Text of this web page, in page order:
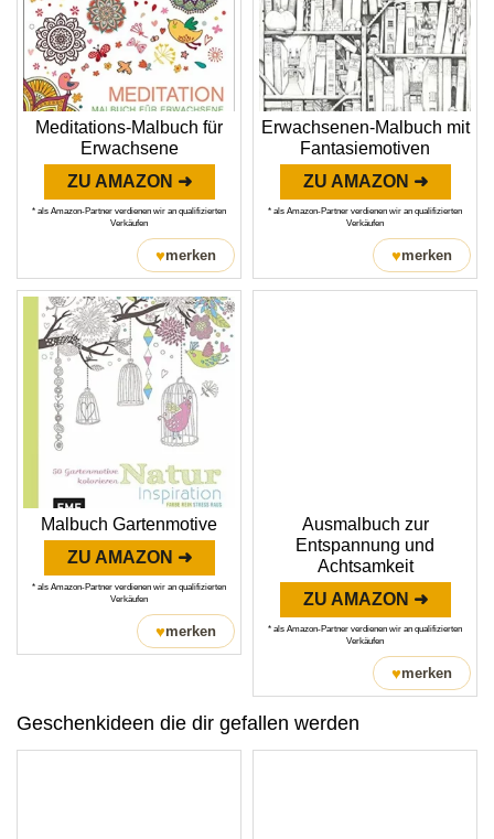
Meditations-Malbuch für
Erwachsene
ZU AMAZON ➜
* als Amazon-Partner verdienen wir an qualifizierten
Verkäufen
♥merken
Erwachsenen-Malbuch mit
Fantasiemotiven
ZU AMAZON ➜
* als Amazon-Partner verdienen wir an qualifizierten
Verkäufen
♥merken
Malbuch Gartenmotive
ZU AMAZON ➜
* als Amazon-Partner verdienen wir an qualifizierten
Verkäufen
♥merken
Ausmalbuch zur
Entspannung und
Achtsamkeit
ZU AMAZON ➜
* als Amazon-Partner verdienen wir an qualifizierten
Verkäufen
♥merken
Geschenkideen die dir gefallen werden